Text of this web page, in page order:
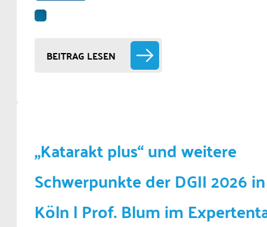
BEITRAG LESEN
„Katarakt plus“ und weitere
Schwerpunkte der DGII 2026 in
Köln | Prof. Blum im